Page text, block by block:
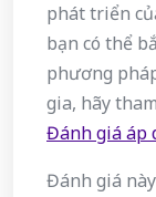
phát triển
bạn có thể
phương
gia, hãy
Đánh giá áp
Đánh giá